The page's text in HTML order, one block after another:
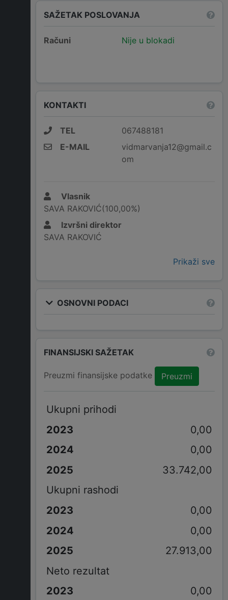
SAŽETAK POSLOVANJA
Računi Nije u blokadi
KONTAKTI
TEL
067488181
E-MAIL
vidmarvanja12@gmail.c
om
Vlasnik
SAVA RAKOVIĆ(100,00%)
Izvršni direktor
SAVA RAKOVIĆ
Prikaži sve
OSNOVNI PODACI
FINANSIJSKI SAŽETAK
Preuzmi finansijske podatke Preuzmi
Ukupni prihodi
0,00
0,00
33.742,00
Ukupni rashodi
0,00
0,00
27.913,00
Neto rezultat
0,00